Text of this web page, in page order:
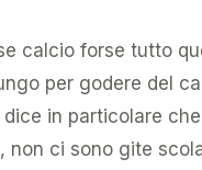
calcio forse tutto
per godere del
in particolare
ci sono gite